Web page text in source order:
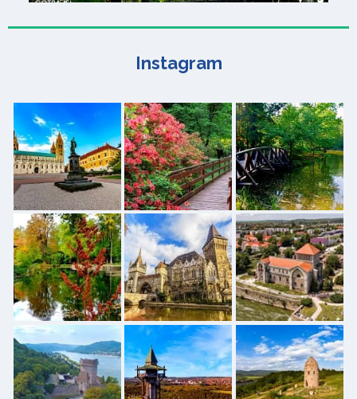
Instagram